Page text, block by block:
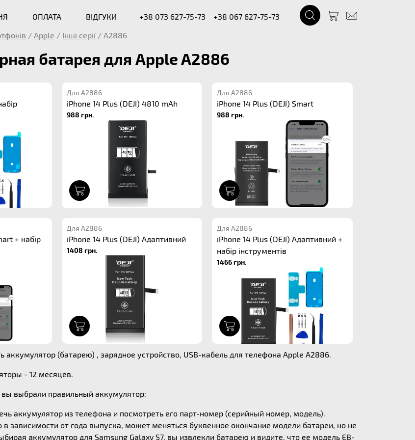
ОПЛАТА ВІДГУКИ +38 073 627-75-73
+38 067 627-75-73
/ Apple / Інші серії / A2886
батарея для Apple A2886
Для A2886
iPhone 14 Plus (DEJI) 4810 mAh
988 грн.
Для A2886
iPhone 14 Plus (DEJI) Smart
988 грн.
+ набір
Для A2886
iPhone 14 Plus (DEJI) Адаптивний
1408 грн.
Для A2886
iPhone 14 Plus (DEJI) Адаптивний +
набір інструментів
1466 грн.
(батарею) , зарядное устройство, USB-кабель для телефона Apple A2886.
- 12 месяцев.
вы выбрали правильный аккумулятор:
аккумулятор из телефона и посмотреть его парт-номер (серийный номер, модель).
в зависимости от года выпуска, может меняться буквенное окончание модели батареи, но не
аккумулятор для Samsung Galaxy S7, вы извлекли батарею и видите, что ее модель EB-